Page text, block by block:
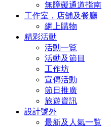
無障礙通道指南
工作室，店舖及餐廳
網上購物
精彩活動
活動一覧
活動及節目
工作坊
宣傳活動
節日推廣
旅遊資訊
設計號外
最新及人氣一覧